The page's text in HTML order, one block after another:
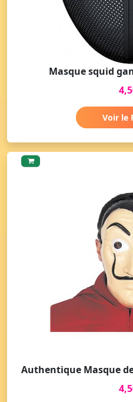
Masque squid
Voir le